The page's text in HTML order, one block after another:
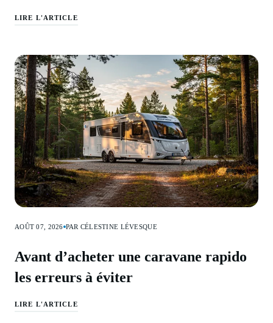
LIRE L'ARTICLE
AOÛT 07, 2026 PAR CÉLESTINE LÉVESQUE
Avant d’acheter une caravane rapido
les erreurs à éviter
LIRE L'ARTICLE